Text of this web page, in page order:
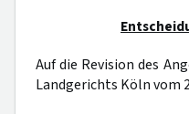
Auf die Revision des
Landgerichts Köln vom